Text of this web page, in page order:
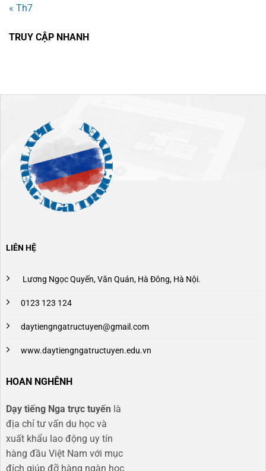
« Th7
TRUY CẬP NHANH
LIÊN HỆ
Lương Ngọc Quyến, Văn Quán, Hà Đông, Hà Nội.
0123 123 124
daytiengngatructuyen@gmail.com
www.daytiengngatructuyen.edu.vn
HOAN NGHÊNH
Dạy tiếng Nga trực tuyến là
địa chỉ tư vấn du học và
xuất khẩu lao động uy tín
hàng đầu Việt Nam với mục
đích giúp đỡ hàng ngàn học